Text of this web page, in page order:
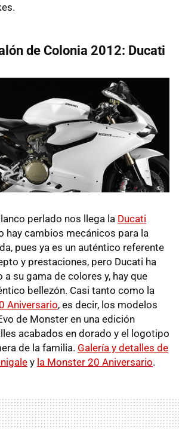
de Colonia 2012: Ducati
perlado nos llega la Ducati
hay cambios mecánicos para la
pues ya es un auténtico referente
y prestaciones, pero Ducati ha
su gama de colores y, hay que
bellezón. Casi tanto como la
Aniversario, es decir, los modelos
de Monster en una edición
acabados en dorado y el logotipo
de la familia. Galería y detalles de
y la Monster 20 Aniversario.